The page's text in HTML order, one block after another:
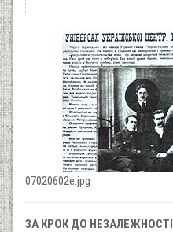
07020602e.jpg
ЗА КРОК ДО НЕЗАЛЕЖНОСТІ